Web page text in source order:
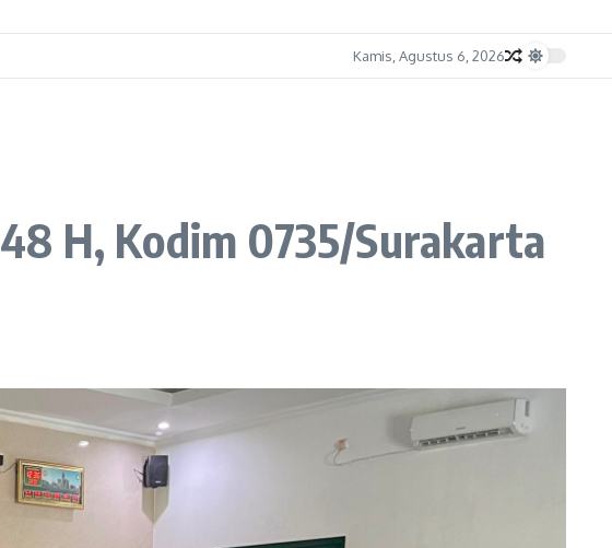
Kamis, Agustus 6, 2026
H, Kodim 0735/Surakarta